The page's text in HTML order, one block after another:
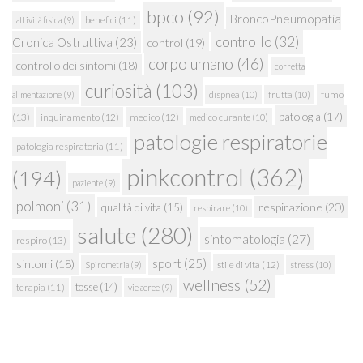
attività fisica (9) benefici (11) bpco (92)
BroncoPneumopatia
Cronica Ostruttiva (23) control (19) controllo (32)
controllo dei sintomi (18) corpo umano (46) corretta
alimentazione (9) curiosità (103) dispnea (10) frutta (10)
fumo
(13)
inquinamento (12) medico (12) medico curante (10) patologia (17)
patologia respiratoria (11)
patologie respiratorie
(194)
paziente (9) pinkcontrol (362)
polmoni (31) qualità di vita (15) respirare (10) respirazione (20)
respiro (13) salute (280) sintomatologia (27)
sintomi (18) Spirometria (9) sport (25) stile di vita (12) stress (10)
terapia (11) tosse(14) vie aeree (9) wellness (52)